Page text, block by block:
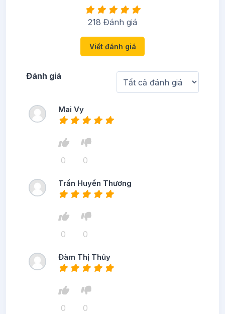
218 Đánh giá
Viết đánh giá
Đánh giá
Mai Vy
0 0
Trần Huyền Thương
0 0
Đàm Thị Thủy
0 0